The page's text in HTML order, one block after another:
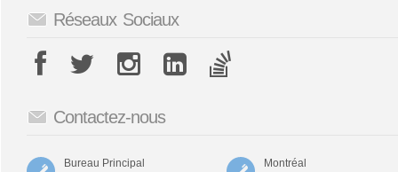
Réseaux Sociaux
Contactez-nous
Bureau Principal
Montréal